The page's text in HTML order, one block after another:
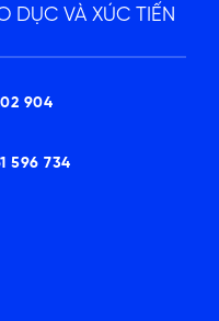
DỤC VÀ XÚC TIẾN
904‬
596 734